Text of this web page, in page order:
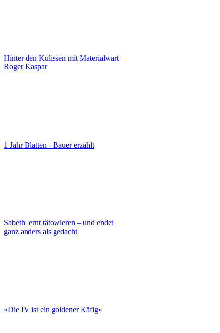
Hinter den Kulissen mit Materialwart
Roger Kaspar
1 Jahr Blatten - Bauer erzählt
Sabeth lernt tätowieren – und endet
ganz anders als gedacht
«Die IV ist ein goldener Käfig»